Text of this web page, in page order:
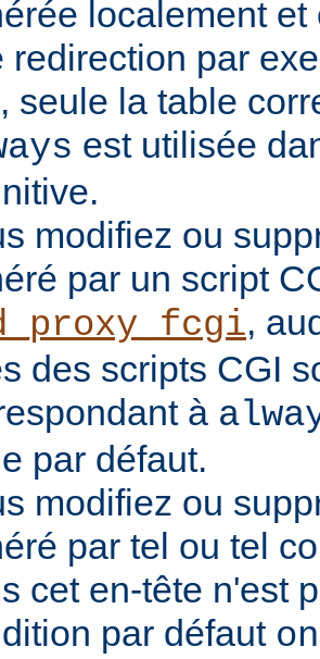
localement
redirection par
seule la table
est utilisée
modifiez ou
par un script
,
des scripts CGI
à
par défaut.
modifiez ou
par tel ou tel
cet en-tête n'est
par défaut